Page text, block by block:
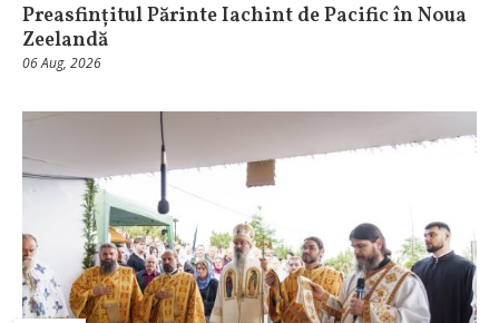
Preasfințitul Părinte Iachint de Pacific în Noua
Zeelandă
06 Aug, 2026